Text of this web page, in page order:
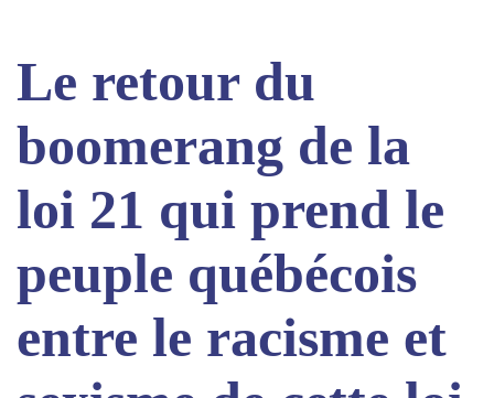
Le retour du
boomerang de la
loi 21 qui prend le
peuple québécois
entre le racisme et